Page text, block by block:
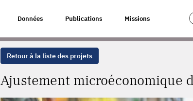
Données Publications Missions
DES PRIX ET INFLATION BASSE
Retour à la liste des projets
Ajustement microéconomique